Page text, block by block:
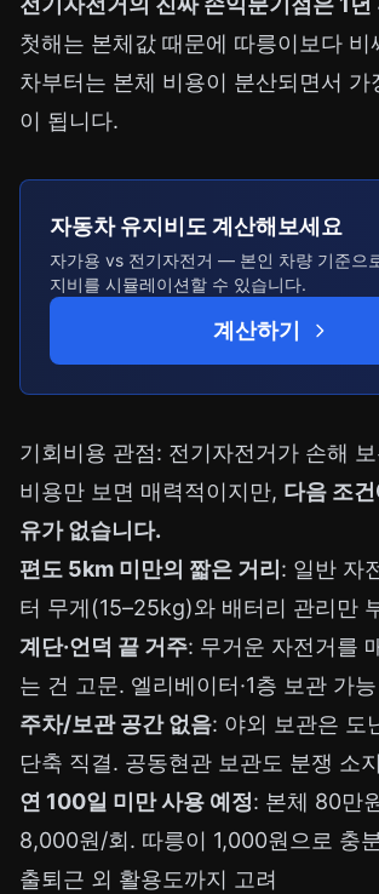
첫해는 본체값 때문에 따릉이보다 비
차부터는 본체 비용이 분산되면서 가
이 됩니다.
자동차 유지비도 계산해보세요
자가용 vs 전기자전거 — 본인 차량 기준으
지비를 시뮬레이션할 수 있습니다.
계산하기
기회비용 관점: 전기자전거가 손해
비용만 보면 매력적이지만, 다음 조건
유가 없습니다.
편도 5km 미만의 짧은 거리 : 일반 자
터 무게(15–25kg)와 배터리 관리만
계단·언덕 끝 거주: 무거운 자전거를
는 건 고문. 엘리베이터·1층 보관 가
주차/보관 공간 없음: 야외 보관은 도
단축 직결. 공동현관 보관도 분쟁 소지
연 100일 미만 사용 예정: 본체 80만
8,000원/회. 따릉이 1,000원으로 충
출퇴근 외 활용도까지 고려